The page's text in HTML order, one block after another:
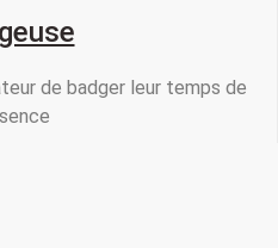
de badger leur temps de